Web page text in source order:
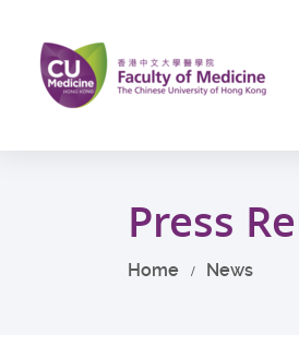
main
content
Press
Home News